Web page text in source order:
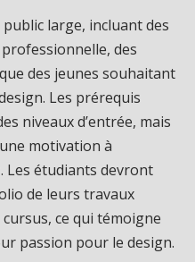
large, incluant des
des
des jeunes souhaitant
Les prérequis
niveaux d’entrée, mais
motivation à
Les étudiants devront
de leurs travaux
ce qui témoigne
passion pour le design.